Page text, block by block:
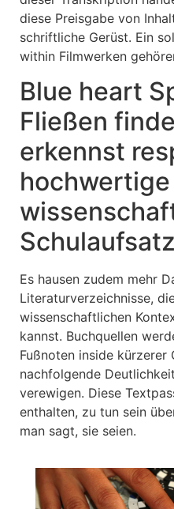
diese Preisgabe von
schriftliche Gerüst. Ein
within Filmwerken
Blue heart
Fließen
erkennst
hochwertige
Schulaufsatz
Es hausen zudem mehr
Literaturverzeichnisse,
wissenschaftlichen
kannst. Buchquellen
Fußnoten inside kürzerer
nachfolgende
verewigen. Diese
enthalten, zu tun sein
man sagt, sie seien.